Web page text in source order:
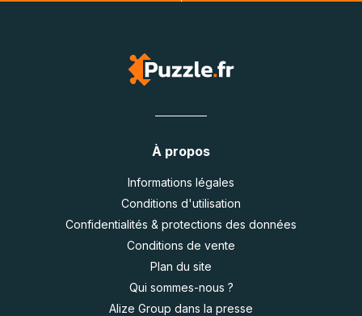
À propos
Informations légales
Conditions d'utilisation
Confidentialités & protections des données
Conditions de vente
Plan du site
Qui sommes-nous ?
Alize Group dans la presse